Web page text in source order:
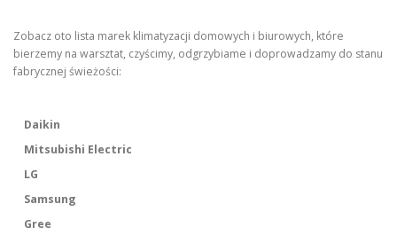
Zobacz oto lista marek klimatyzacji domowych i biurowych, które
bierzemy na warsztat, czyścimy, odgrzybiame i doprowadzamy do stanu
fabrycznej świeżości:
Daikin
Mitsubishi Electric
LG
Samsung
Gree